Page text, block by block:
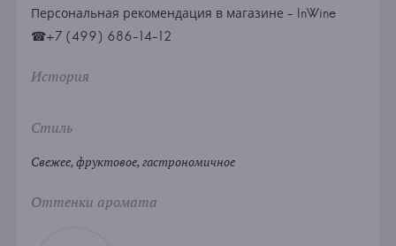
Персональная рекомендация в магазине - InWine
☎+7 (499) 686-14-12
История
Стиль
Свежее, фруктовое, гастрономичное
Оттенки аромата